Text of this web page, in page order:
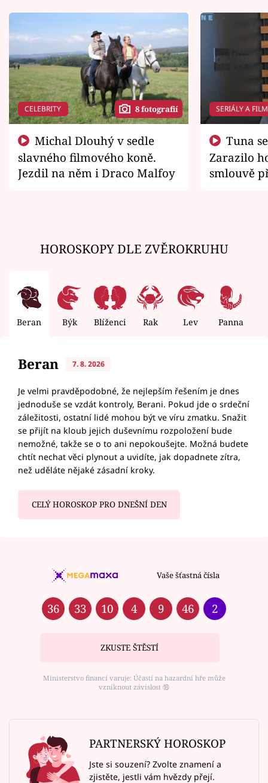
CELEBRITY 8 fotografií
slavného filmového koně.
Jezdil na něm i Draco Malfoy
SERIÁLY A
Zarazilo
smlouvě
HOROSKOPY DLE ZVĚROKRUHU
Beran Býk Blíženci Rak Lev Panna
Beran 7. 8. 2026
Je velmi pravděpodobné, že nejlepším řešením je dnes
jednoduše se vzdát kontroly, Berani. Pokud jde o srdeční
záležitosti, ostatní lidé mohou být ve víru zmatku. Snažit
se přijít na kloub jejich duševnímu rozpoložení bude
nemožné, takže se o to ani nepokoušejte. Možná budete
chtít nechat věci plynout a uvidíte, jak dopadnete zítra,
než uděláte nějaké zásadní kroky.
CELÝ HOROSKOP PRO DNEŠNÍ DEN
Vaše šťastná čísla
36 33 10 4 9 46 2
ZKUSTE ŠTĚSTÍ
Ministerstvo financí varuje: Účastí na hazardní hře může
vzniknout závislost ⑱
PARTNERSKÝ HOROSKOP
Jste si souzení? Zvolte znamení a
zjistěte, jestli vám hvězdy přejí.